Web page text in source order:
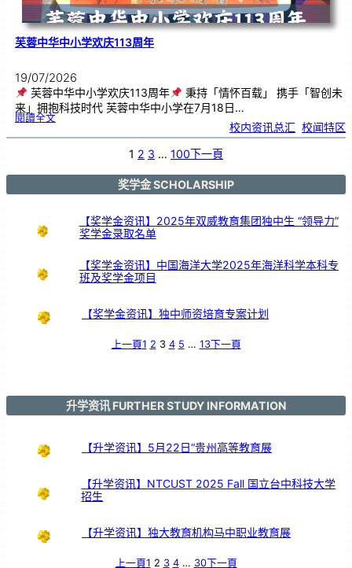
芙蓉中华中小学欢庆113周年
19/07/2026
芙蓉中华中小学欢庆113周年
秉持「情怀百载」 携手「智创未
来」拥抱科技时代 芙蓉中华中小学在7月18日…
閱讀全文:芙
华
1
1
年
校内资讯总汇 校闻特区
1 2 3 … 100下一頁
奖学金 SCHOLARSHIP
【奖学金资讯】2025年双威教育集团独中生 “领导力”
奖学金录取名单
【奖学金资讯】中国海洋大学2025年海洋科学本科专
班及奖学金项目
【奖学金资讯】独中师资培育专案计划
上一頁1 2 3 4 5 … 13下一頁
升学资讯 FURTHER STUDY INFORMATION
【升学资讯】5月22日“贵州高等教育展
【升学资讯】NTCUST 2025 Fall 国立台中科技大学
招生
【升学资讯】独大教育机构马中职业教育展
上一頁1 2 3 4 … 30下一頁